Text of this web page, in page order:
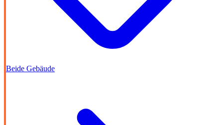
Beide Gebäude